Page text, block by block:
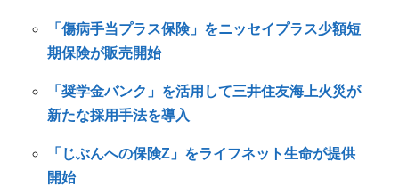
「傷病手当プラス保険」をニッセイプラス少額短
期保険が販売開始
「奨学金バンク」を活用して三井住友海上火災が
新たな採用手法を導入
「じぶんへの保険Z」をライフネット生命が提供
開始